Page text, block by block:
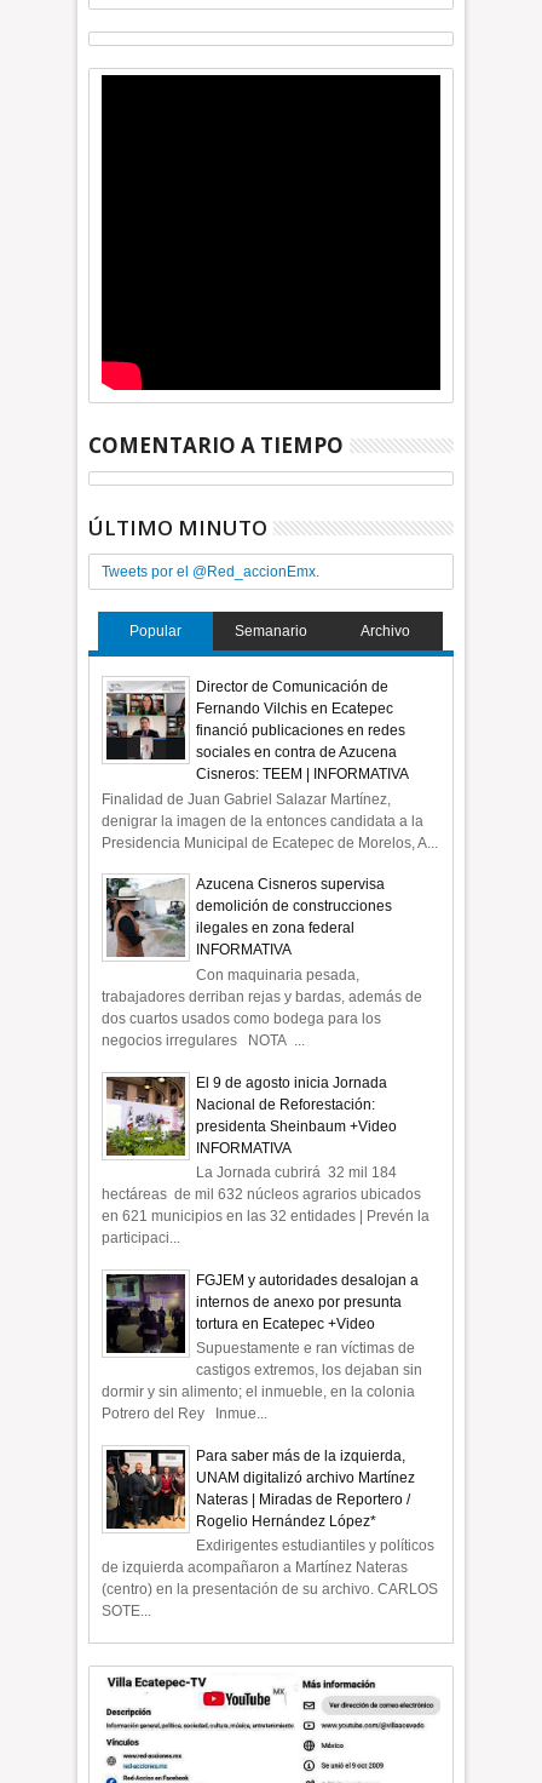
COMENTARIO A TIEMPO
ÚLTIMO MINUTO
Tweets por el @Red_accionEmx.
Popular Semanario Archivo
Director de Comunicación de
Fernando Vilchis en Ecatepec
financió publicaciones en redes
sociales en contra de Azucena
Cisneros: TEEM | INFORMATIVA
Finalidad de Juan Gabriel Salazar Martínez,
denigrar la imagen de la entonces candidata a la
Presidencia Municipal de Ecatepec de Morelos, A...
Azucena Cisneros supervisa
demolición de construcciones
ilegales en zona federal
INFORMATIVA
Con maquinaria pesada,
trabajadores derriban rejas y bardas, además de
dos cuartos usados como bodega para los
negocios irregulares NOTA ...
El 9 de agosto inicia Jornada
Nacional de Reforestación:
presidenta Sheinbaum +Video
INFORMATIVA
La Jornada cubrirá 32 mil 184
hectáreas de mil 632 núcleos agrarios ubicados
en 621 municipios en las 32 entidades | Prevén la
participaci...
FGJEM y autoridades desalojan a
internos de anexo por presunta
tortura en Ecatepec +Video
Supuestamente e ran víctimas de
castigos extremos, los dejaban sin
dormir y sin alimento; el inmueble, en la colonia
Potrero del Rey Inmue...
Para saber más de la izquierda,
UNAM digitalizó archivo Martínez
Nateras | Miradas de Reportero /
Rogelio Hernández López*
Exdirigentes estudiantiles y políticos
de izquierda acompañaron a Martínez Nateras
(centro) en la presentación de su archivo. CARLOS
SOTE...